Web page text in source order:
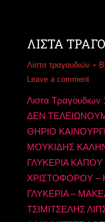
ΛΙΣΤΑ
Λίστα τραγουδιών
Leave a comment
Λιστα
ΔΕΝ
ΘΗΡΙΟ
ΜΟΥΚΙΔΗΣ
ΓΛΥΚΕΡΙΑ
ΧΡΙΣΤΟΦΟΡΟΥ –
ΓΛΥΚΕΡΙΑ –
ΤΣΙΜΙΤΣΕΛΗΣ